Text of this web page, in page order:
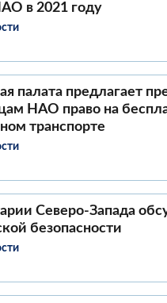
в 2021 году
палата предлагает
НАО право на
транспорте
Северо-Запада
безопасности